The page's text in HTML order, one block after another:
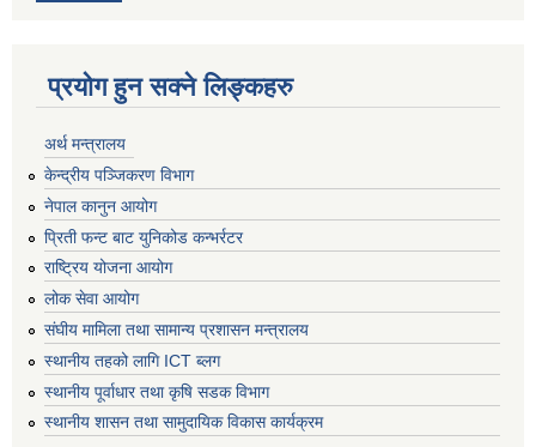
प्रयोग हुन सक्ने लिङ्कहरु
अर्थ मन्त्रालय
केन्द्रीय पञ्जिकरण विभाग
नेपाल कानुन आयोग
प्रिती फन्ट बाट युनिकोड कन्भर्रटर
राष्ट्रिय योजना आयोग
लोक सेवा आयोग
संघीय मामिला तथा सामान्य प्रशासन मन्त्रालय
स्थानीय तहको लागि ICT ब्लग
स्थानीय पूर्वाधार तथा कृषि सडक विभाग
स्थानीय शासन तथा सामुदायिक विकास कार्यक्रम